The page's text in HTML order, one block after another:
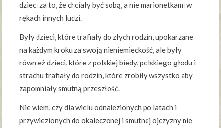
dzieci za to, że chciały być sobą, a nie marionetkami w
rękach innych ludzi.
Były dzieci, które trafiały do złych rodzin, upokarzane
na każdym kroku za swoją nieniemieckość, ale były
również dzieci, które z polskiej biedy, polskiego głodu i
strachu trafiały do rodzin, które zrobiły wszystko aby
zapomniały smutną przeszłość.
Nie wiem, czy dla wielu odnalezionych po latach i
przywiezionych do okaleczonej i smutnej ojczyzny nie